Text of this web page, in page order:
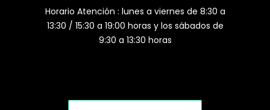
Horario Atención : lunes a viernes de 8:30 a
13:30 / 15:30 a 19:00 horas y los sábados de
9:30 a 13:30 horas